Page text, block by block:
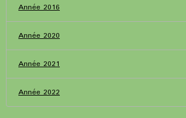
Année 2016
Année 2020
Année 2021
Année 2022